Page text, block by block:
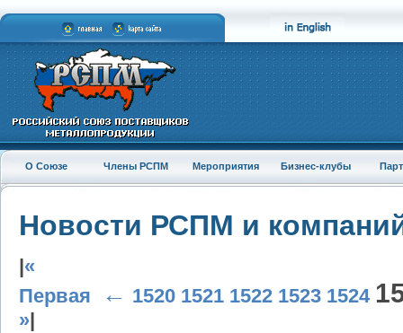
О Союзе Члены РСПМ Мероприятия Бизнес-клубы
Новости РСПМ и
«
Первая
← 1520 1521 1522 1523 1524
»